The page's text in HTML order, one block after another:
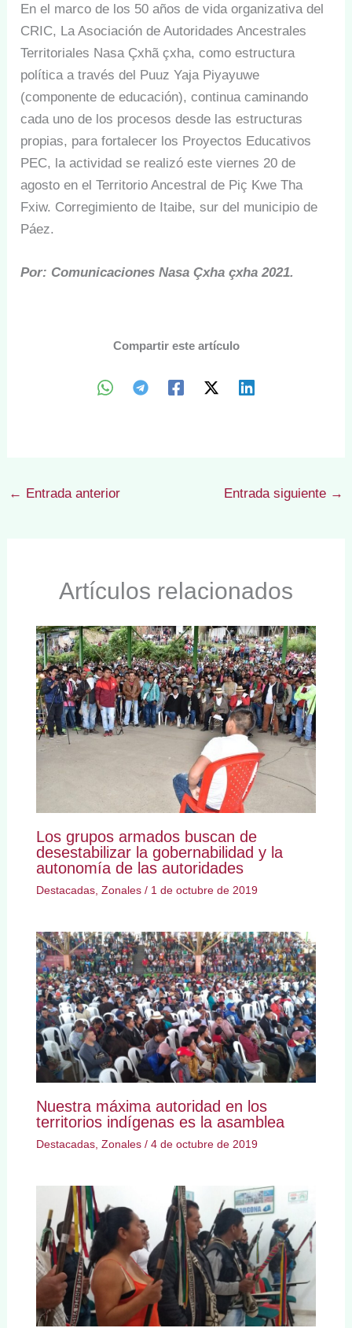
En el marco de los 50 años de vida organizativa del
CRIC, La Asociación de Autoridades Ancestrales
Territoriales Nasa Çxhã çxha, como estructura
política a través del Puuz Yaja Piyayuwe
(componente de educación), continua caminando
cada uno de los procesos desde las estructuras
propias, para fortalecer los Proyectos Educativos
PEC, la actividad se realizó este viernes 20 de
agosto en el Territorio Ancestral de Piç Kwe Tha
Fxiw. Corregimiento de Itaibe, sur del municipio de
Páez.
Por: Comunicaciones Nasa Çxha çxha 2021.
Compartir este artículo
← Entrada anterior Entrada siguiente →
Artículos relacionados
Los grupos armados buscan de
desestabilizar la gobernabilidad y la
autonomía de las autoridades
Destacadas, Zonales/ 1 de octubre de 2019
Nuestra máxima autoridad en los
territorios indígenas es la asamblea
Destacadas, Zonales/ 4 de octubre de 2019